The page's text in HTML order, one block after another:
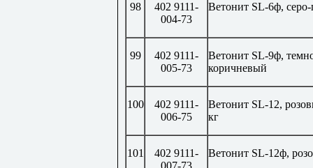
98
402 9111-
004-73
Ветонит SL-6ф,
99
402 9111-
005-73
Ветонит SL-9ф,
коричневый
100
402 9111-
006-75
Ветонит SL-12,
кг
101
402 9111-
Ветонит SL-12ф,